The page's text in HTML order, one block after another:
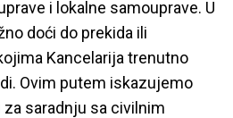
i lokalne samouprave. U
doći do prekida ili
Kancelarija trenutno
Ovim putem iskazujemo
saradnju sa civilnim